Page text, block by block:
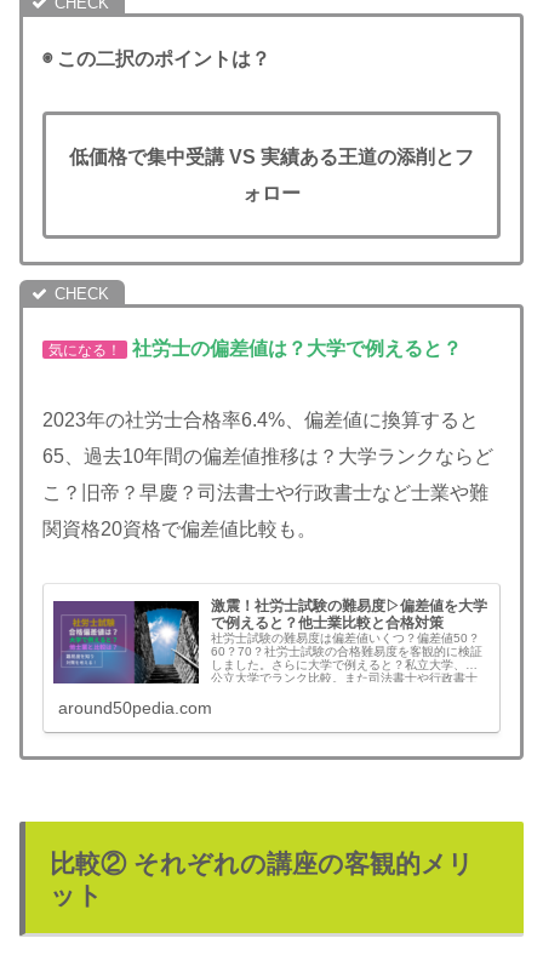
◉ この二択のポイントは？
低価格で集中受講 VS 実績ある王道の添削とフ
ォロー
気になる！ 社労士の偏差値は？大学で例えると？
2023年の社労士合格率6.4%、偏差値に換算すると
65、過去10年間の偏差値推移は？大学ランクならど
こ？旧帝？早慶？司法書士や行政書士など士業や難
関資格20資格で偏差値比較も。
激震！社労士試験の難易度▷偏差値を大学
で例えると？他士業比較と合格対策
社労士試験の難易度は偏差値いくつ？偏差値50？
60？70？社労士試験の合格難易度を客観的に検証
しました。さらに大学で例えると？私立大学、国
公立大学でランク比較。また司法書士や行政書士
を目指す方は必見！合格可能性を高める方法も。
around50pedia.com
比較② それぞれの講座の客観的メリ
ット